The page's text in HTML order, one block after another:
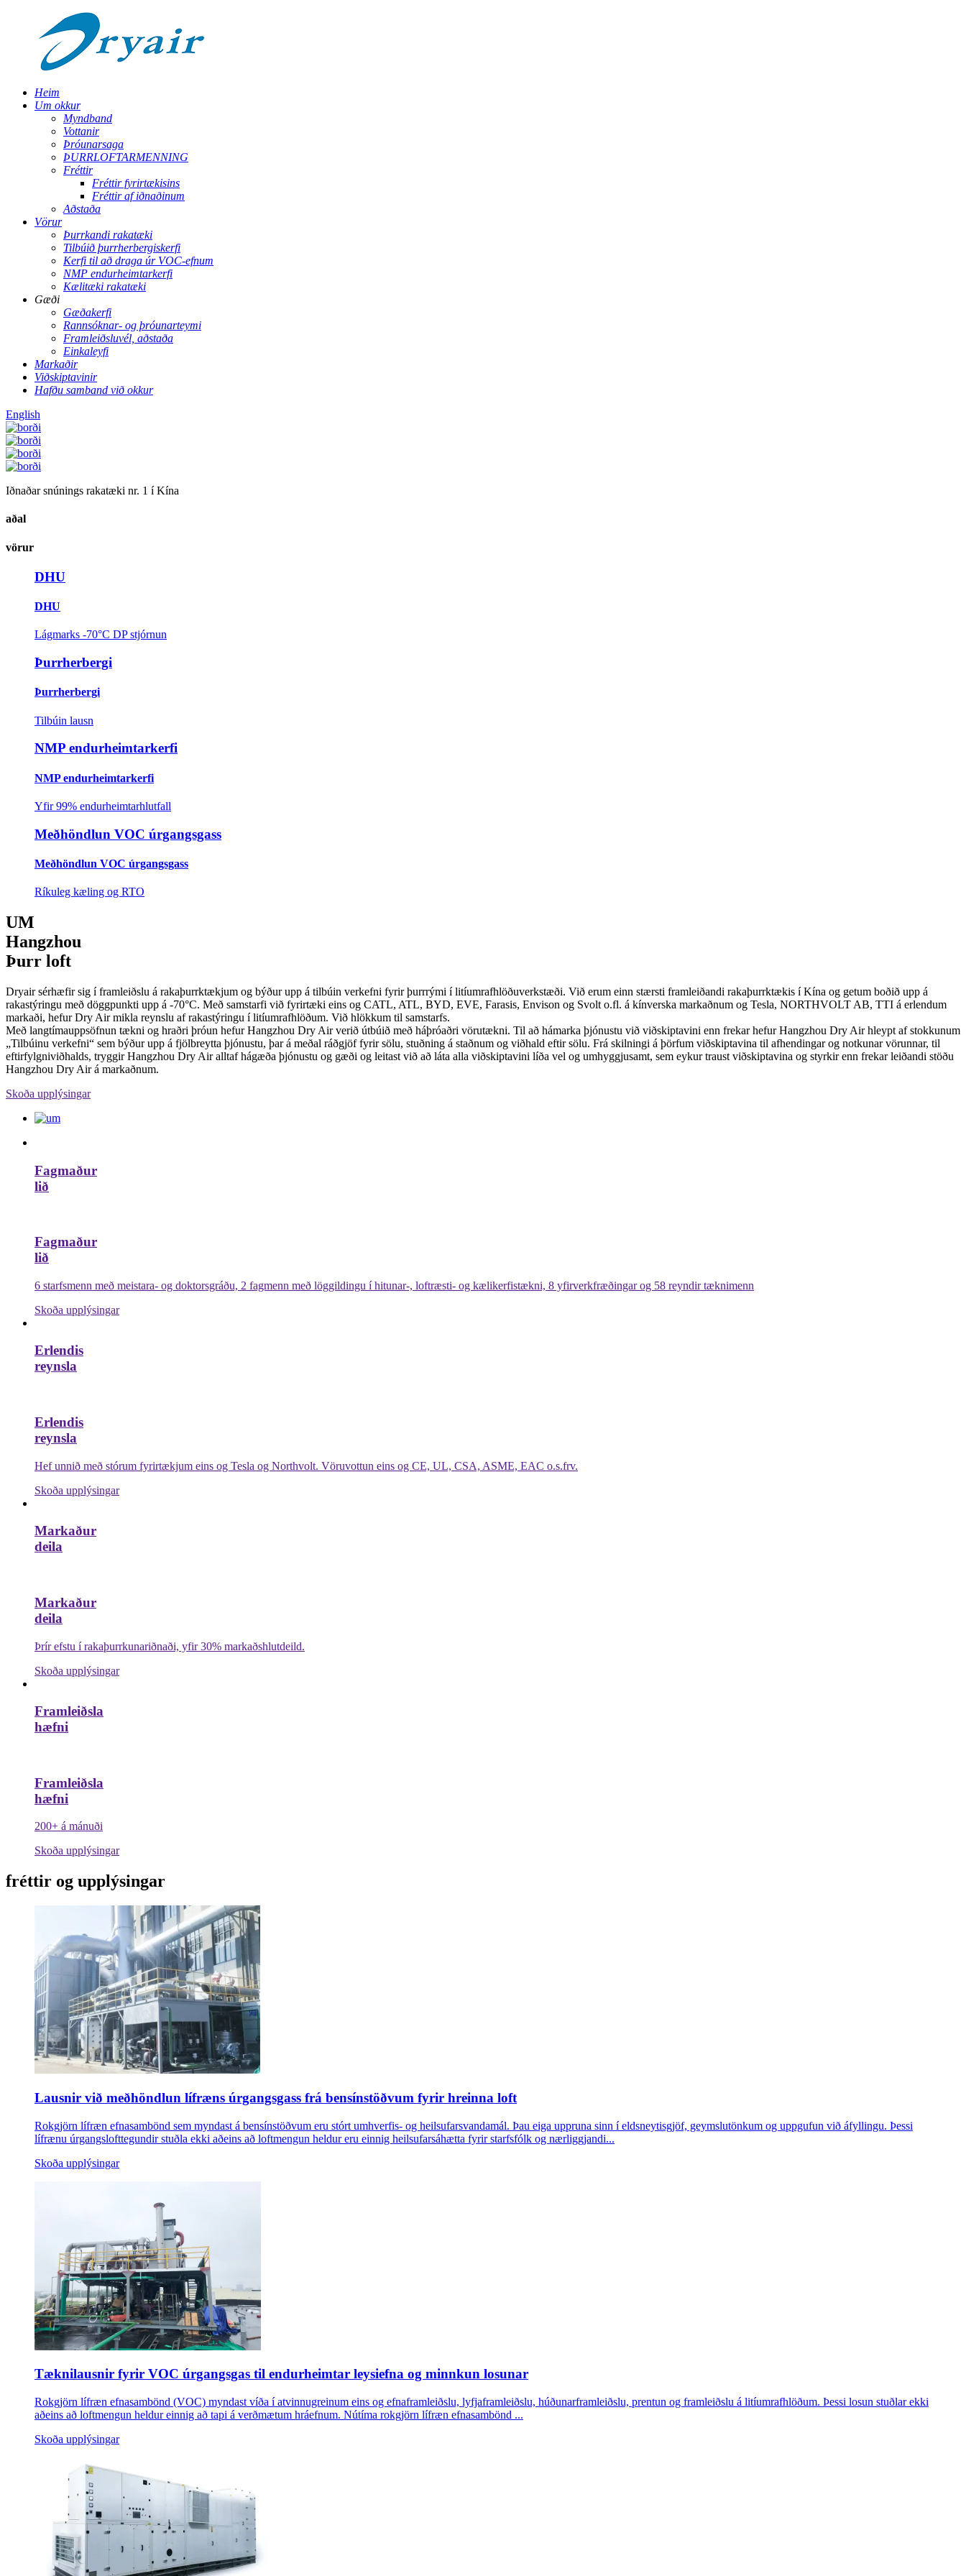
Heim
Um okkur
Myndband
Vottanir
Þróunarsaga
ÞURRLOFTARMENNING
Fréttir
Fréttir fyrirtækisins
Fréttir af iðnaðinum
Aðstaða
Vörur
Þurrkandi rakatæki
Tilbúið þurrherbergiskerfi
Kerfi til að draga úr VOC-efnum
NMP endurheimtarkerfi
Kælitæki rakatæki
Gæði
Gæðakerfi
Rannsóknar- og þróunarteymi
Framleiðsluvél, aðstaða
Einkaleyfi
Markaðir
Viðskiptavinir
Hafðu samband við okkur
English
Iðnaðar snúnings rakatæki nr. 1 í Kína
aðal
vörur
DHU
DHU
Lágmarks -70°C DP stjórnun
Þurrherbergi
Þurrherbergi
Tilbúin lausn
NMP endurheimtarkerfi
NMP endurheimtarkerfi
Yfir 99% endurheimtarhlutfall
Meðhöndlun VOC úrgangsgass
Meðhöndlun VOC úrgangsgass
Ríkuleg kæling og RTO
UM
Hangzhou
Þurr loft
Dryair sérhæfir sig í framleiðslu á rakaþurrktækjum og býður upp á tilbúin verkefni fyrir þurrrými í litíumrafhlöðuverkstæði. Við erum einn stærsti framleiðandi rakaþurrktækis í Kína og getum boðið upp á
rakastýringu með döggpunkti upp á -70°C. Með samstarfi við fyrirtæki eins og CATL, ATL, BYD, EVE, Farasis, Envison og Svolt o.fl. á kínverska markaðnum og Tesla, NORTHVOLT AB, TTI á erlendum
markaði, hefur Dry Air mikla reynslu af rakastýringu í litíumrafhlöðum. Við hlökkum til samstarfs.
Með langtímauppsöfnun tækni og hraðri þróun hefur Hangzhou Dry Air verið útbúið með háþróaðri vörutækni. Til að hámarka þjónustu við viðskiptavini enn frekar hefur Hangzhou Dry Air hleypt af stokkunum
„Tilbúinu verkefni“ sem býður upp á fjölbreytta þjónustu, þar á meðal ráðgjöf fyrir sölu, stuðning á staðnum og viðhald eftir sölu. Frá skilningi á þörfum viðskiptavina til afhendingar og notkunar vörunnar, til
eftirfylgniviðhalds, tryggir Hangzhou Dry Air alltaf hágæða þjónustu og gæði og leitast við að láta alla viðskiptavini líða vel og umhyggjusamt, sem eykur traust viðskiptavina og styrkir enn frekar leiðandi stöðu
Hangzhou Dry Air á markaðnum.
Skoða upplýsingar
Fagmaður
lið
Fagmaður
lið
6 starfsmenn með meistara- og doktorsgráðu, 2 fagmenn með löggildingu í hitunar-, loftræsti- og kælikerfistækni, 8 yfirverkfræðingar og 58 reyndir tæknimenn
Skoða upplýsingar
Erlendis
reynsla
Erlendis
reynsla
Hef unnið með stórum fyrirtækjum eins og Tesla og Northvolt. Vöruvottun eins og CE, UL, CSA, ASME, EAC o.s.frv.
Skoða upplýsingar
Markaður
deila
Markaður
deila
Þrír efstu í rakaþurrkunariðnaði, yfir 30% markaðshlutdeild.
Skoða upplýsingar
Framleiðsla
hæfni
Framleiðsla
hæfni
200+ á mánuði
Skoða upplýsingar
fréttir og upplýsingar
Lausnir við meðhöndlun lífræns úrgangsgass frá bensínstöðvum fyrir hreinna loft
Rokgjörn lífræn efnasambönd sem myndast á bensínstöðvum eru stórt umhverfis- og heilsufarsvandamál. Þau eiga uppruna sinn í eldsneytisgjöf, geymslutönkum og uppgufun við áfyllingu. Þessi
lífrænu úrgangslofttegundir stuðla ekki aðeins að loftmengun heldur eru einnig heilsufarsáhætta fyrir starfsfólk og nærliggjandi...
Skoða upplýsingar
Tæknilausnir fyrir VOC úrgangsgas til endurheimtar leysiefna og minnkun losunar
Rokgjörn lífræn efnasambönd (VOC) myndast víða í atvinnugreinum eins og efnaframleiðslu, lyfjaframleiðslu, húðunarframleiðslu, prentun og framleiðslu á litíumrafhlöðum. Þessi losun stuðlar ekki
aðeins að loftmengun heldur einnig að tapi á verðmætum hráefnum. Nútíma rokgjörn lífræn efnasambönd ...
Skoða upplýsingar